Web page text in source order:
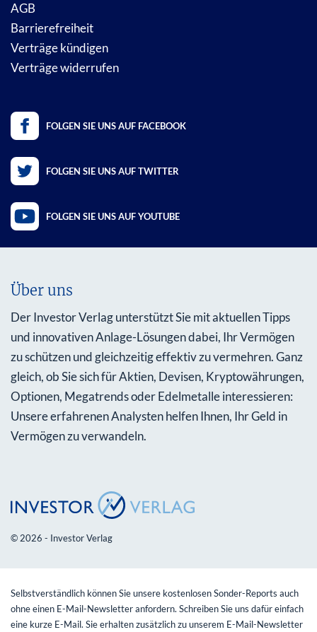
AGB
Barrierefreiheit
Verträge kündigen
Verträge widerrufen
FOLGEN SIE UNS AUF FACEBOOK
FOLGEN SIE UNS AUF TWITTER
FOLGEN SIE UNS AUF YOUTUBE
Über uns
Der Investor Verlag unterstützt Sie mit aktuellen Tipps
und innovativen Anlage-Lösungen dabei, Ihr Vermögen
zu schützen und gleichzeitig effektiv zu vermehren. Ganz
gleich, ob Sie sich für Aktien, Devisen, Kryptowährungen,
Optionen, Megatrends oder Edelmetalle interessieren:
Unsere erfahrenen Analysten helfen Ihnen, Ihr Geld in
Vermögen zu verwandeln.
© 2026 - Investor Verlag
Selbstverständlich können Sie unsere kostenlosen Sonder-Reports auch
ohne einen E-Mail-Newsletter anfordern. Schreiben Sie uns dafür einfach
eine kurze E-Mail. Sie erhalten zusätzlich zu unserem E-Mail-Newsletter